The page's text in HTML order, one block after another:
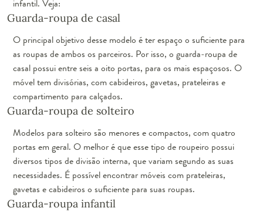
infantil. Veja:
Guarda-roupa de casal
O principal objetivo desse modelo é ter espaço o suficiente para
as roupas de ambos os parceiros. Por isso, o guarda-roupa de
casal possui entre seis a oito portas, para os mais espaçosos. O
móvel tem divisórias, com cabideiros, gavetas, prateleiras e
compartimento para calçados.
Guarda-roupa de solteiro
Modelos para solteiro são menores e compactos, com quatro
portas em geral. O melhor é que esse tipo de roupeiro possui
diversos tipos de divisão interna, que variam segundo as suas
necessidades. É possível encontrar móveis com prateleiras,
gavetas e cabideiros o suficiente para suas roupas.
Guarda-roupa infantil